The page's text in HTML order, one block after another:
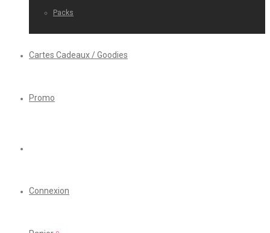
Packs
Cartes Cadeaux / Goodies
Promo
Connexion